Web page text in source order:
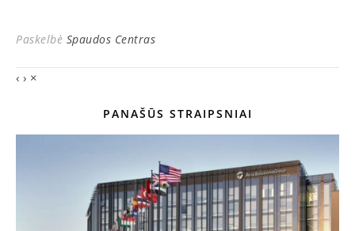
Paskelbė Spaudos Centras
‹ › ×
PANAŠŪS STRAIPSNIAI